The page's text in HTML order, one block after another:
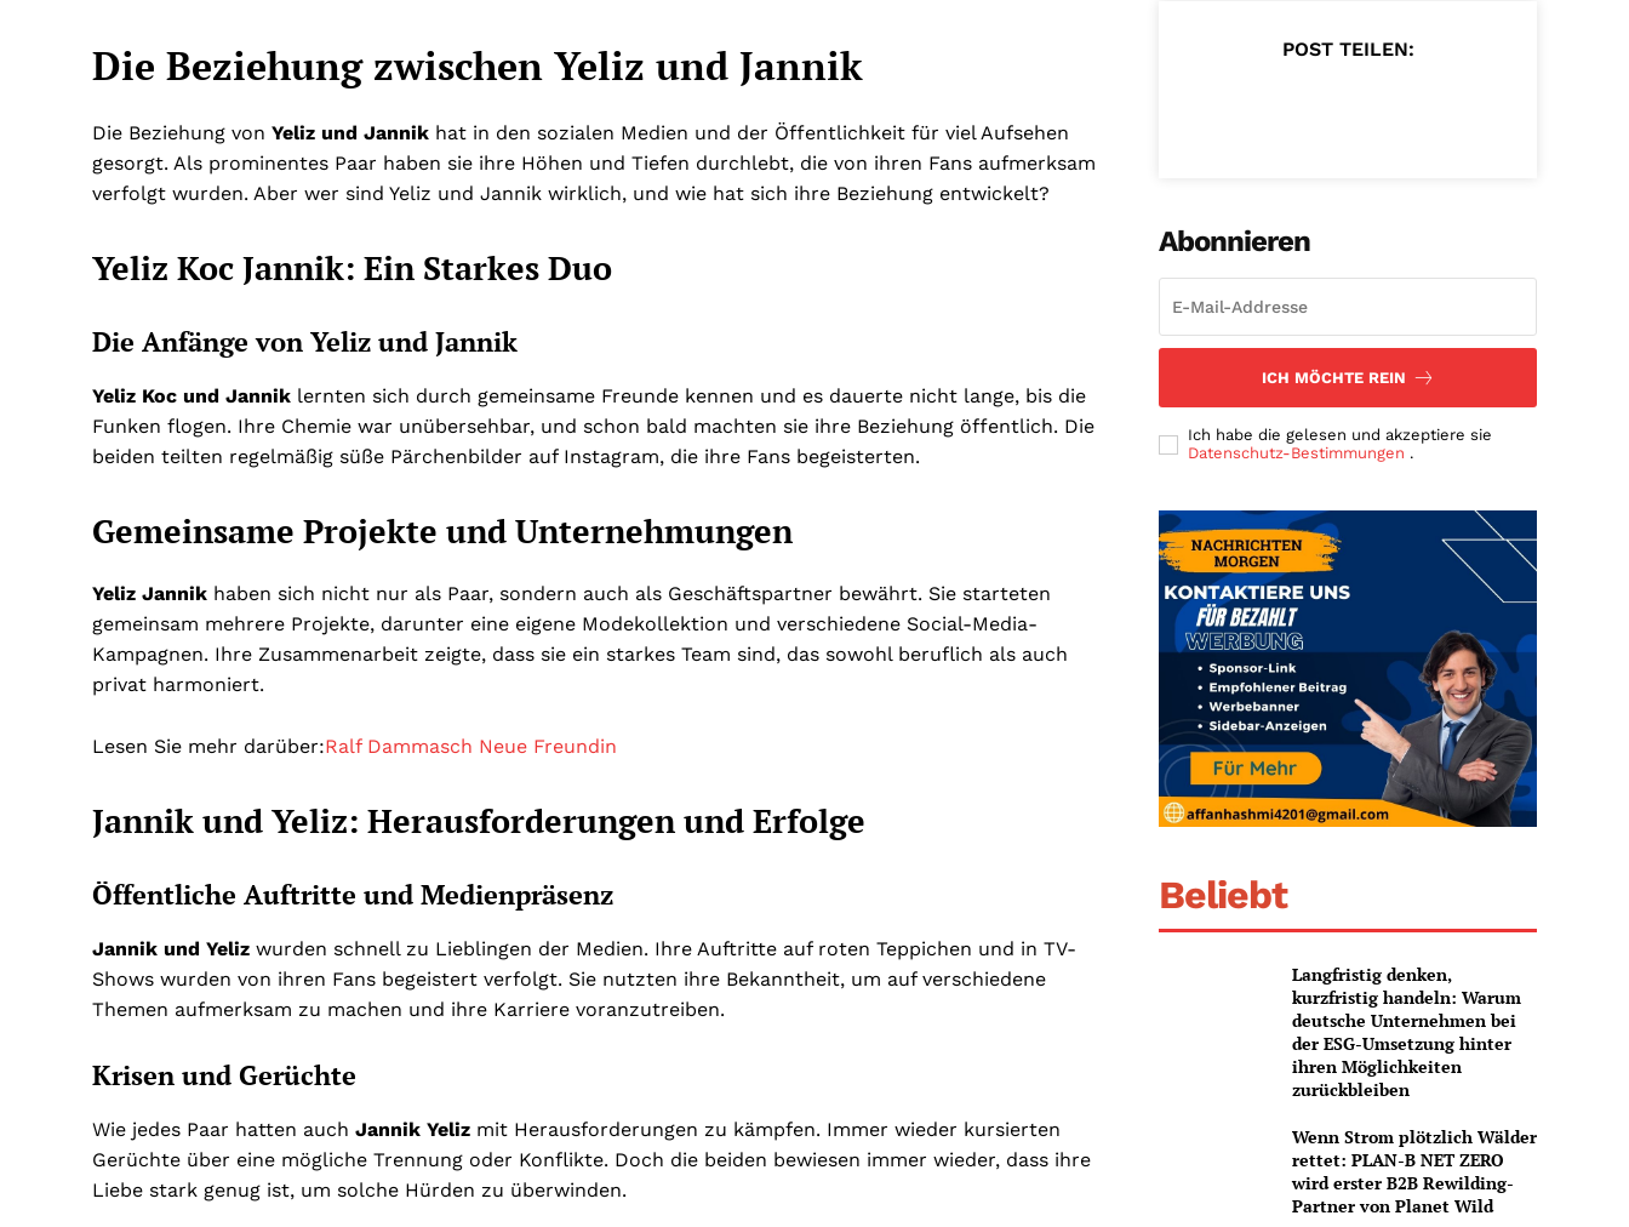
Die Beziehung zwischen Yeliz und Jannik
Die Beziehung von Yeliz und Jannik hat in den sozialen Medien und der Öffentlichkeit für viel Aufsehen
gesorgt. Als prominentes Paar haben sie ihre Höhen und Tiefen durchlebt, die von ihren Fans aufmerksam
verfolgt wurden. Aber wer sind Yeliz und Jannik wirklich, und wie hat sich ihre Beziehung entwickelt?
Yeliz Koc Jannik: Ein Starkes Duo
Die Anfänge von Yeliz und Jannik
Yeliz Koc und Jannik lernten sich durch gemeinsame Freunde kennen und es dauerte nicht lange, bis die
Funken flogen. Ihre Chemie war unübersehbar, und schon bald machten sie ihre Beziehung öffentlich. Die
beiden teilten regelmäßig süße Pärchenbilder auf Instagram, die ihre Fans begeisterten.
Gemeinsame Projekte und Unternehmungen
Yeliz Jannik haben sich nicht nur als Paar, sondern auch als Geschäftspartner bewährt. Sie starteten
gemeinsam mehrere Projekte, darunter eine eigene Modekollektion und verschiedene Social-Media-
Kampagnen. Ihre Zusammenarbeit zeigte, dass sie ein starkes Team sind, das sowohl beruflich als auch
privat harmoniert.
Lesen Sie mehr darüber:Ralf Dammasch Neue Freundin
Jannik und Yeliz: Herausforderungen und Erfolge
Öffentliche Auftritte und Medienpräsenz
Jannik und Yeliz wurden schnell zu Lieblingen der Medien. Ihre Auftritte auf roten Teppichen und in TV-
Shows wurden von ihren Fans begeistert verfolgt. Sie nutzten ihre Bekanntheit, um auf verschiedene
Themen aufmerksam zu machen und ihre Karriere voranzutreiben.
Krisen und Gerüchte
Wie jedes Paar hatten auch Jannik Yeliz mit Herausforderungen zu kämpfen. Immer wieder kursierten
Gerüchte über eine mögliche Trennung oder Konflikte. Doch die beiden bewiesen immer wieder, dass ihre
Liebe stark genug ist, um solche Hürden zu überwinden.
POST TEILEN:
Abonnieren
ICH MÖCHTE REIN
Ich habe die gelesen und akzeptiere sie
Datenschutz-Bestimmungen .
Beliebt
Langfristig denken,
kurzfristig handeln: Warum
deutsche Unternehmen bei
der ESG-Umsetzung hinter
ihren Möglichkeiten
zurückbleiben
Wenn Strom plötzlich Wälder
rettet: PLAN-B NET ZERO
wird erster B2B Rewilding-
Partner von Planet Wild